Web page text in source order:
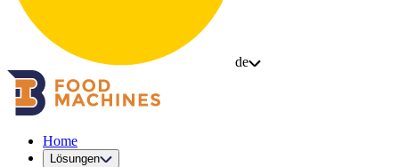
de
Home
Lösungen